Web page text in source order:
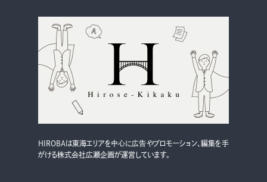
HIROBAは東海エリアを中心に広告やプロモーション、編集を手
がける株式会社広瀬企画が運営しています。